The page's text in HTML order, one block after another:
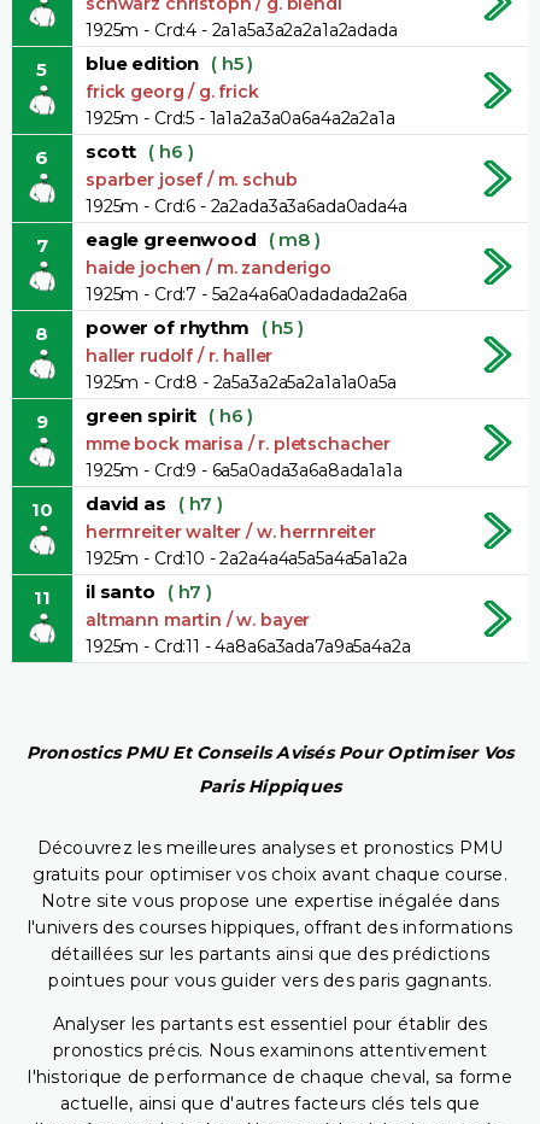
1925m - Crd:4 - 2a1a5a3a2a2a1a2adada
5 blue edition ( h5 )
frick georg / g. frick
1925m - Crd:5 - 1a1a2a3a0a6a4a2a2a1a
6 scott ( h6 )
sparber josef / m. schub
1925m - Crd:6 - 2a2ada3a3a6ada0ada4a
7 eagle greenwood ( m8 )
haide jochen / m. zanderigo
1925m - Crd:7 - 5a2a4a6a0adadada2a6a
8 power of rhythm ( h5 )
haller rudolf / r. haller
1925m - Crd:8 - 2a5a3a2a5a2a1a1a0a5a
9 green spirit ( h6 )
mme bock marisa / r. pletschacher
1925m - Crd:9 - 6a5a0ada3a6a8ada1a1a
10 david as ( h7 )
herrnreiter walter / w. herrnreiter
1925m - Crd:10 - 2a2a4a4a5a5a4a5a1a2a
11 il santo ( h7 )
altmann martin / w. bayer
1925m - Crd:11 - 4a8a6a3ada7a9a5a4a2a
Pronostics PMU Et Conseils Avisés Pour Optimiser Vos
Paris Hippiques
Découvrez les meilleures analyses et pronostics PMU
gratuits pour optimiser vos choix avant chaque course.
Notre site vous propose une expertise inégalée dans
l'univers des courses hippiques, offrant des informations
détaillées sur les partants ainsi que des prédictions
pointues pour vous guider vers des paris gagnants.
Analyser les partants est essentiel pour établir des
pronostics précis. Nous examinons attentivement
l'historique de performance de chaque cheval, sa forme
actuelle, ainsi que d'autres facteurs clés tels que